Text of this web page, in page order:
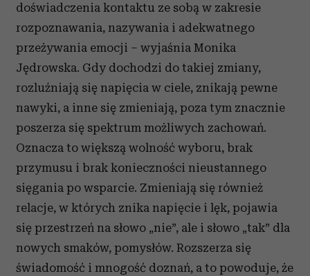
doświadczenia kontaktu ze sobą w zakresie
rozpoznawania, nazywania i adekwatnego
przeżywania emocji – wyjaśnia Monika
Jędrowska. Gdy dochodzi do takiej zmiany,
rozluźniają się napięcia w ciele, znikają pewne
nawyki, a inne się zmieniają, poza tym znacznie
poszerza się spektrum możliwych zachowań.
Oznacza to większą wolność wyboru, brak
przymusu i brak konieczności nieustannego
sięgania po wsparcie. Zmieniają się również
relacje, w których znika napięcie i lęk, pojawia
się przestrzeń na słowo „nie”, ale i słowo „tak” dla
nowych smaków, pomysłów. Rozszerza się
świadomość i mnogość doznań, a to powoduje, że